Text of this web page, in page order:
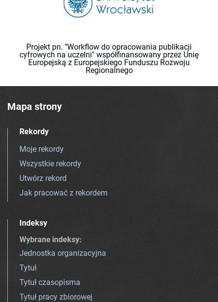
Projekt pn. "Workflow do opracowania publikacji
cyfrowych na uczelni" współfinansowany przez Unię
Europejską z Europejskiego Funduszu Rozwoju
Regionalnego
Mapa strony
Rekordy
Moje rekordy
Wszystkie rekordy
Utwórz rekord
Jak pracować z rekordem
Indeksy
Wybrane indeksy:
Jednostka organizacyjna
Tytuł
Tytuł czasopisma
Tytuł pracy zbiorowej